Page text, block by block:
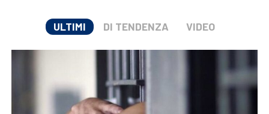
ULTIMI DI TENDENZA VIDEO